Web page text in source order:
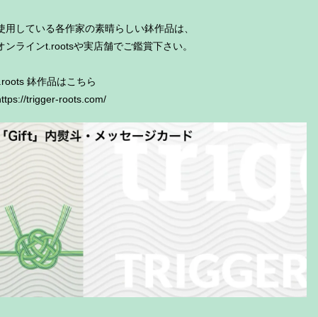
用している各作家の素晴らしい鉢作品は、
ンラインt.rootsや実店舗でご鑑賞下さい。
鉢作品はこちら
trigger-roots.com/